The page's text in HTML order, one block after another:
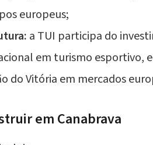
europeus;
a TUI participa do
em turismo esportivo,
do Vitória em mercados
em Canabrava